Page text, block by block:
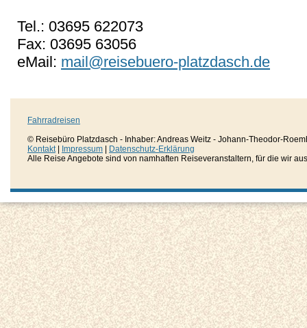
Tel.: 03695 622073
Fax: 03695 63056
eMail: mail@reisebuero-platzdasch.de
Fahrradreisen
© Reisebüro Platzdasch - Inhaber: Andreas Weitz - Johann-Theodor-
Kontakt| Impressum
Datenschutz-Erklärung
Alle Reise Angebote sind von namhaften Reiseveranstaltern, für die wir